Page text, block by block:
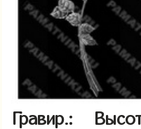
Гравир.: